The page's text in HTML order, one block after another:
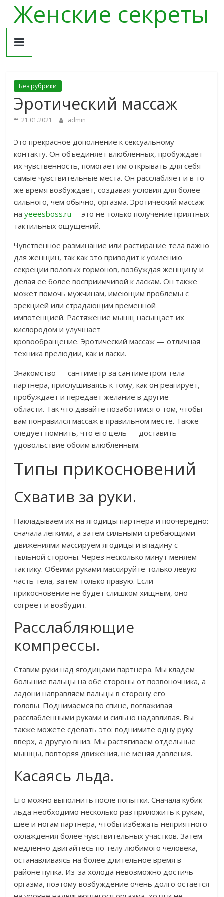
Skip
content
Женские секреты
Без рубрики
Эротический массаж
21.01.2021 admin
Это прекрасное дополнение к сексуальному
контакту. Он объединяет влюбленных, пробуждает
их чувственность, помогает им открывать для себя
самые чувствительные места. Он расслабляет и в то
же время возбуждает, создавая условия для более
сильного, чем обычно, оргазма. Эротический массаж
наyeeesboss.ru— это не только получение приятных
тактильных ощущений.
Чувственное разминание или растирание тела важно
для женщин, так как это приводит к усилению
секреции половых гормонов, возбуждая женщину и
делая ее более восприимчивой к ласкам. Он также
может помочь мужчинам, имеющим проблемы с
эрекцией или страдающим временной
импотенцией. Растяжение мышц насыщает их
кислородом и улучшает
кровообращение. Эротический массаж — отличная
техника прелюдии, как и ласки.
Знакомство — сантиметр за сантиметром тела
партнера, прислушиваясь к тому, как он реагирует,
пробуждает и передает желание в другие
области. Так что давайте позаботимся о том, чтобы
вам понравился массаж в правильном месте. Также
следует помнить, что его цель — доставить
удовольствие обоим влюбленным.
Типы прикосновений
Схватив за руки.
Накладываем их на ягодицы партнера и поочередно:
сначала легкими, а затем сильными сгребающими
движениями массируем ягодицы и впадину с
тыльной стороны. Через несколько минут меняем
тактику. Обеими руками массируйте только левую
часть тела, затем только правую. Если
прикосновение не будет слишком хищным, оно
согреет и возбудит.
Расслабляющие
компрессы.
Ставим руки над ягодицами партнера. Мы кладем
большие пальцы на обе стороны от позвоночника, а
ладони направляем пальцы в сторону его
головы. Поднимаемся по спине, поглаживая
расслабленными руками и сильно надавливая. Вы
также можете сделать это: поднимите одну руку
вверх, а другую вниз. Мы растягиваем отдельные
мышцы, повторяя движения, не меняя давления.
Касаясь льда.
Его можно выполнить после попытки. Сначала кубик
льда необходимо несколько раз приложить к рукам,
шее и ногам партнера, чтобы избежать неприятного
охлаждения более чувствительных участков. Затем
медленно двигайтесь по телу любимого человека,
останавливаясь на более длительное время в
районе пупка. Из-за холода невозможно достичь
оргазма, поэтому возбуждение очень долго остается